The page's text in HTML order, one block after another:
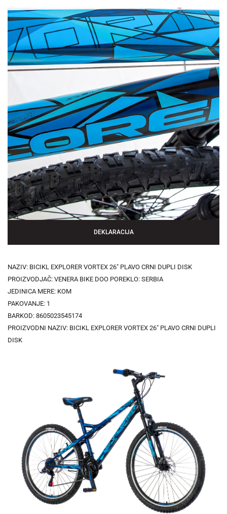
DEKLARACIJA
NAZIV: BICIKL EXPLORER VORTEX 26" PLAVO CRNI DUPLI DISK
PROIZVODJAČ: VENERA BIKE DOO POREKLO: SERBIA
JEDINICA MERE: KOM
PAKOVANJE: 1
BARKOD: 8605023545174
PROIZVODNI NAZIV: BICIKL EXPLORER VORTEX 26" PLAVO CRNI DUPLI
DISK